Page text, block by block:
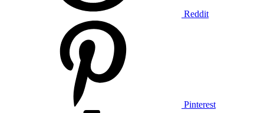
Reddit
Pinterest